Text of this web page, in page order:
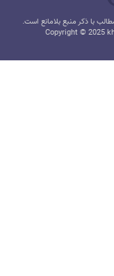
با ذکر منبع بلامانع است.
Copyright © 2025